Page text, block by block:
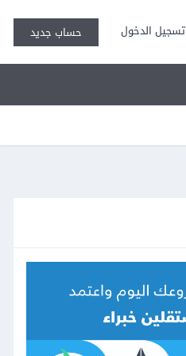
تسجيل الدخول حساب جديد